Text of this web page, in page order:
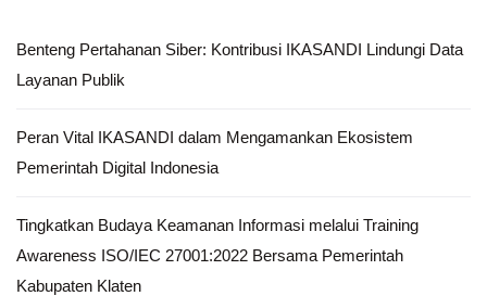
Benteng Pertahanan Siber: Kontribusi IKASANDI Lindungi Data
Layanan Publik
Peran Vital IKASANDI dalam Mengamankan Ekosistem
Pemerintah Digital Indonesia
Tingkatkan Budaya Keamanan Informasi melalui Training
Awareness ISO/IEC 27001:2022 Bersama Pemerintah
Kabupaten Klaten